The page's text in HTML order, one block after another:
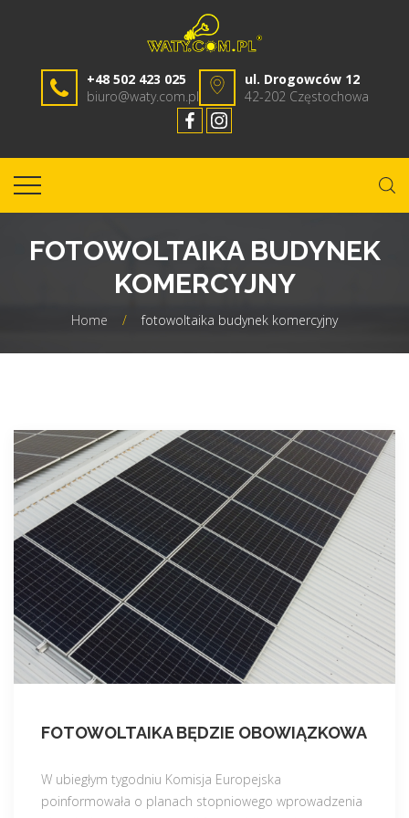
+48 502 423 025
biuro@waty.com.pl
ul. Drogowców 12
42-202 Częstochowa
FOTOWOLTAIKA BUDYNEK
KOMERCYJNY
Home / fotowoltaika budynek komercyjny
FOTOWOLTAIKA BĘDZIE OBOWIĄZKOWA
W ubiegłym tygodniu Komisja Europejska
poinformowała o planach stopniowego wprowadzenia